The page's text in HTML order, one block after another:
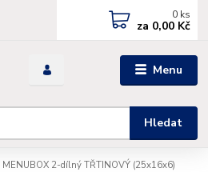
Menu
Hledat
0 ks
za 0,00 Kč
MENUBOX 2-dílný TŘTINOVÝ (25x16x6)